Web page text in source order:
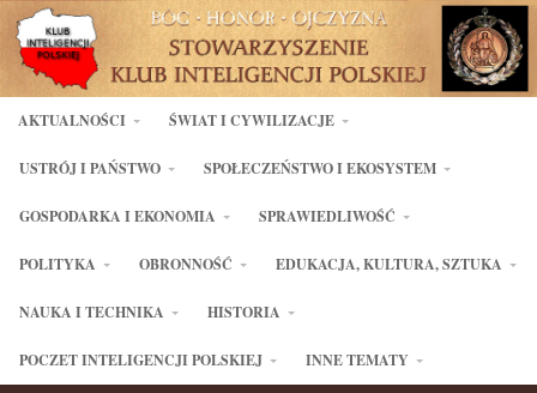
AKTUALNOŚCI ŚWIAT I CYWILIZACJE
USTRÓJ I PAŃSTWO SPOŁECZEŃSTWO I EKOSYSTEM
GOSPODARKA I EKONOMIA SPRAWIEDLIWOŚĆ
POLITYKA OBRONNOŚĆ EDUKACJA, KULTURA, SZTUKA
NAUKA I TECHNIKA HISTORIA
POCZET INTELIGENCJI POLSKIEJ INNE TEMATY